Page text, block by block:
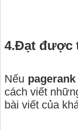
4.Đạt được
Nếu pagerank
cách viết
bài viết của